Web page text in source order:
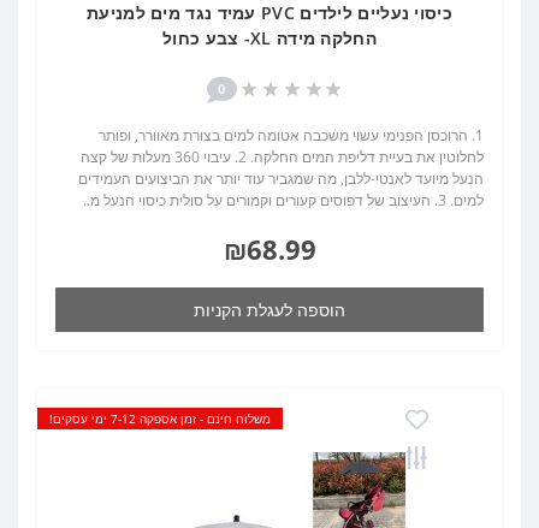
כיסוי נעליים לילדים PVC עמיד נגד מים למניעת
החלקה מידה XL- צבע כחול
0
1. הרוכסן הפנימי עשוי משכבה אטומה למים בצורת מאוורר, ופותר
לחלוטין את בעיית דליפת המים החלקה. 2. עיבוי 360 מעלות של קצה
הנעל מיועד לאנטי-ללבן, מה שמגביר עוד יותר את הביצועים העמידים
למים. 3. העיצוב של דפוסים קעורים וקמורים על סולית כיסוי הנעל מ..
₪68.99
הוספה לעגלת הקניות
משלוח חינם - זמן אספקה 7-12 ימי עסקים!